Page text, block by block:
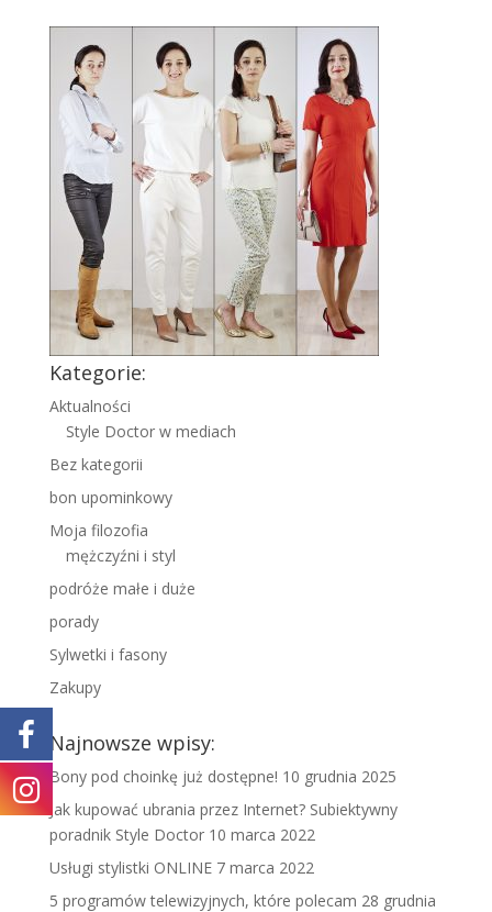
Kategorie:
Aktualności
Style Doctor w mediach
Bez kategorii
bon upominkowy
Moja filozofia
mężczyźni i styl
podróże małe i duże
porady
Sylwetki i fasony
Zakupy
Najnowsze wpisy:
Bony pod choinkę już dostępne! 10 grudnia 2025
Jak kupować ubrania przez Internet? Subiektywny
poradnik Style Doctor 10 marca 2022
Usługi stylistki ONLINE 7 marca 2022
5 programów telewizyjnych, które polecam 28 grudnia